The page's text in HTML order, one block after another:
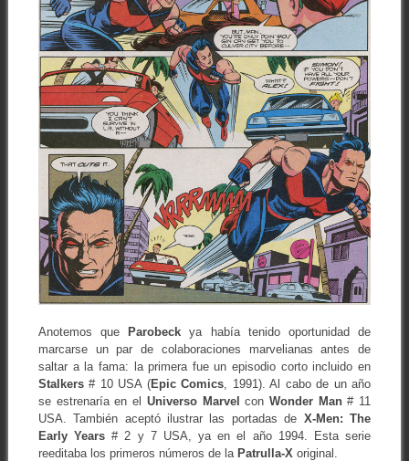
Anotemos queParobeck ya había tenido oportunidad de
marcarse un par de colaboraciones marvelianas antes de
saltar a la fama: la primera fue un episodio corto incluido en
Stalkers# 10 USA (Epic Comics , 1991). Al cabo de un año
se estrenaría en el Universo Marvel con Wonder Man# 11
USA. También aceptó ilustrar las portadas de X-Men: The
Early Years # 2 y 7 USA, ya en el año 1994. Esta serie
reeditaba los primeros números de la Patrulla-X original.